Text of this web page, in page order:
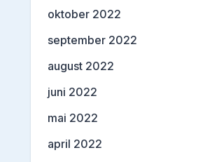
oktober 2022
september 2022
august 2022
juni 2022
mai 2022
april 2022